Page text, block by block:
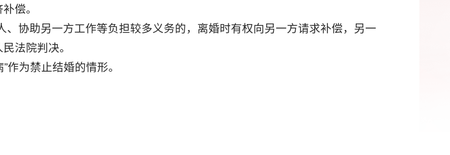
偿。
、协助另一方工作等负担较多义务的，离婚时有权向另一方请求补偿，另一
法院判决。
为禁止结婚的情形。